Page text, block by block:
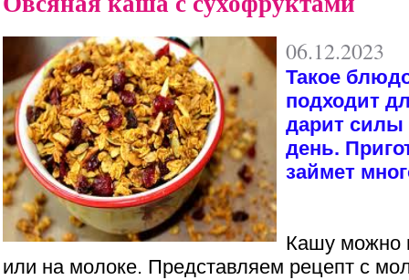
06.12.2023
Такое
подходит
дарит силы
день.
займет
Кашу можно
или на молоке. Представляем рецепт с